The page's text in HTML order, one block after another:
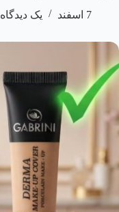
7 اسفند
یک دیدگاه